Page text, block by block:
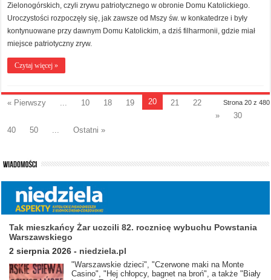
Zielonogórskich, czyli zrywu patriotycznego w obronie Domu Katolickiego.
Uroczystości rozpoczęły się, jak zawsze od Mszy św. w konkatedrze i były
kontynuowane przy dawnym Domu Katolickim, a dziś filharmonii, gdzie miał
miejsce patriotyczny zryw.
Czytaj więcej »
Strona 20 z 480
« Pierwszy 10 18 19 20 21
22
»
30
40
50 Ostatni »
Tak mieszkańcy Żar uczcili 82. rocznicę wybuchu Powstania
Warszawskiego
2 sierpnia 2026 - niedziela.pl
"Warszawskie dzieci", "Czerwone maki na Monte
Casino", "Hej chłopcy, bagnet na broń", a także "Biały